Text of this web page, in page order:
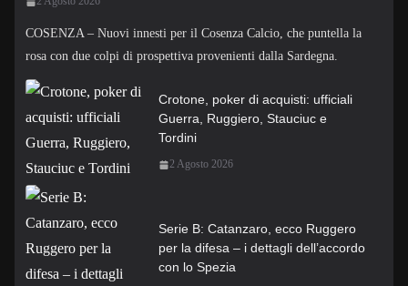
COSENZA – Nuovi innesti per il Cosenza Calcio, che puntella la
rosa con due colpi di prospettiva provenienti dalla Sardegna.
Crotone, poker di acquisti: ufficiali
Guerra, Ruggiero, Stauciuc e
Tordini
2 Agosto 2026
Serie B: Catanzaro, ecco Ruggero
per la difesa – i dettagli dell’accordo
con lo Spezia